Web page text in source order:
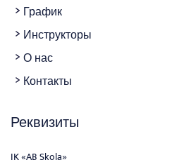
График
Инструкторы
О нас
Контакты
Реквизиты
IK «AB Skola»